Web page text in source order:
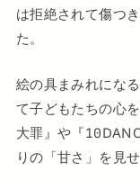
は拒絶されて傷つ
た。
絵の具まみれにな
て子どもたちの心
大罪』や『
りの「甘さ」を見